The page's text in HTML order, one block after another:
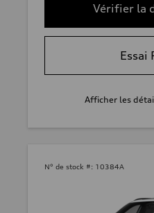
Vérifier la
Essai
Afficher les
N° de stock #: 10384A